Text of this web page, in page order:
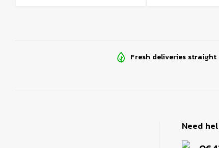
Fresh deliveries
Need